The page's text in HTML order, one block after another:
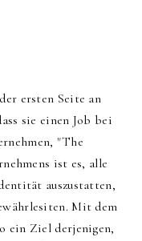
ersten Seite an
sie einen Job bei
"The
ist es, alle
auszustatten,
Mit dem
ein Ziel derjenigen,